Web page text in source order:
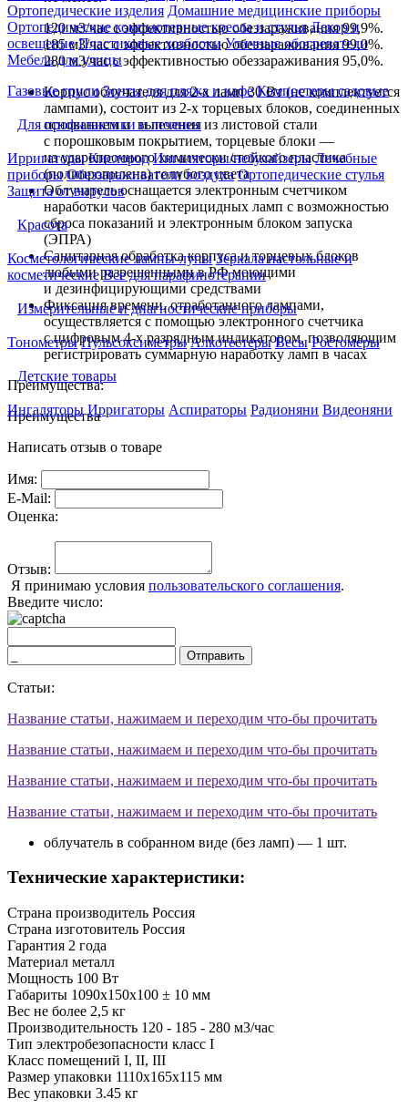
Ортопедические изделия Домашние медицинские приборы
Ортопедические компьютерные кресла и стулья Декор и
освещение Пластиковые хозблоки Уличные обогреватели
Мебель для улицы
Газовые грили Зонты для пляжа и кафе Компостеры садовые
Для профилактики и лечения
Ирригаторы Кислород Ингаляторы/небулайзеры Лечебные
приборы Обеззараживатели воздуха Ортопедические стулья
Защита от вирусов
Красота
Косметологические лампы-лупы Зеркала настольные и
косметические Все для парафинотерапии
Измерительные и диагностические приборы
Тонометры Пульсоксиметры Алкотестеры Весы Ростомеры
Детские товары
Ингаляторы Ирригаторы Аспираторы Радионяни Видеоняни
120 м3/час с эффективностью обеззараживания 99,9%.
185 м3/час с эффективностью обеззараживания 99,0%.
280 м3/час с эффективностью обеззараживания 95,0%.
Корпус облучателя для 2-х ламп 30 Вт (не комплектуется
лампами), состоит из 2-х торцевых блоков, соединенных
основанием и выполнен из листовой стали
с порошковым покрытием, торцевые блоки —
из ударопрочного химически стойкого пластика
(полипропилена) голубого цвета
Облучатель оснащается электронным счетчиком
наработки часов бактерицидных ламп с возможностью
сброса показаний и электронным блоком запуска
(ЭПРА)
Санитарная обработка корпуса и торцевых блоков
любыми разрешенными в РФ моющими
и дезинфицирующими средствами
Фиксация времени, отработанного лампами,
осуществляется с помощью электронного счетчика
с цифровым 4-х разрядным индикатором, позволяющим
регистрировать суммарную наработку ламп в часах
Преимущества:
Преимущества
Написать отзыв о товаре
Имя:
E-Mail:
Оценка:
Отзыв:
Я принимаю условия пользовательского соглашения.
Введите число:
Отправить
Статьи:
Название статьи, нажимаем и переходим что-бы прочитать
Название статьи, нажимаем и переходим что-бы прочитать
Название статьи, нажимаем и переходим что-бы прочитать
Название статьи, нажимаем и переходим что-бы прочитать
облучатель в собранном виде (без ламп) — 1 шт.
Технические характеристики:
Страна производитель Россия
Страна изготовитель Россия
Гарантия 2 года
Материал металл
Мощность 100 Вт
Габариты 1090х150х100 ± 10 мм
Вес не более 2,5 кг
Производительность 120 - 185 - 280 м3/час
Тип электробезопасности класс I
Класс помещений I, II, III
Размер упаковки 1110х165х115 мм
Вес упаковки 3.45 кг